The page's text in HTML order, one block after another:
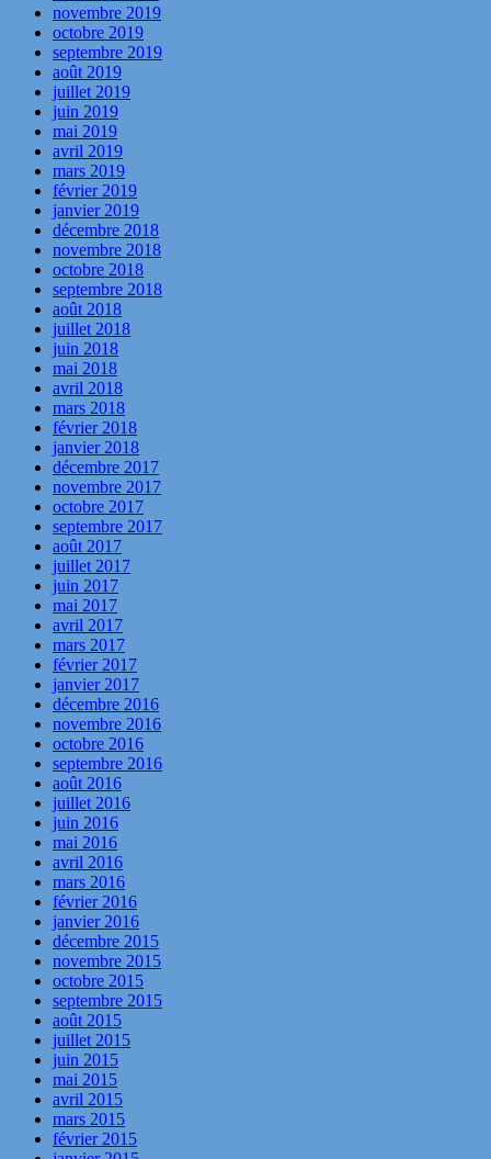
novembre 2019
octobre 2019
septembre 2019
août 2019
juillet 2019
juin 2019
mai 2019
avril 2019
mars 2019
février 2019
janvier 2019
décembre 2018
novembre 2018
octobre 2018
septembre 2018
août 2018
juillet 2018
juin 2018
mai 2018
avril 2018
mars 2018
février 2018
janvier 2018
décembre 2017
novembre 2017
octobre 2017
septembre 2017
août 2017
juillet 2017
juin 2017
mai 2017
avril 2017
mars 2017
février 2017
janvier 2017
décembre 2016
novembre 2016
octobre 2016
septembre 2016
août 2016
juillet 2016
juin 2016
mai 2016
avril 2016
mars 2016
février 2016
janvier 2016
décembre 2015
novembre 2015
octobre 2015
septembre 2015
août 2015
juillet 2015
juin 2015
mai 2015
avril 2015
mars 2015
février 2015